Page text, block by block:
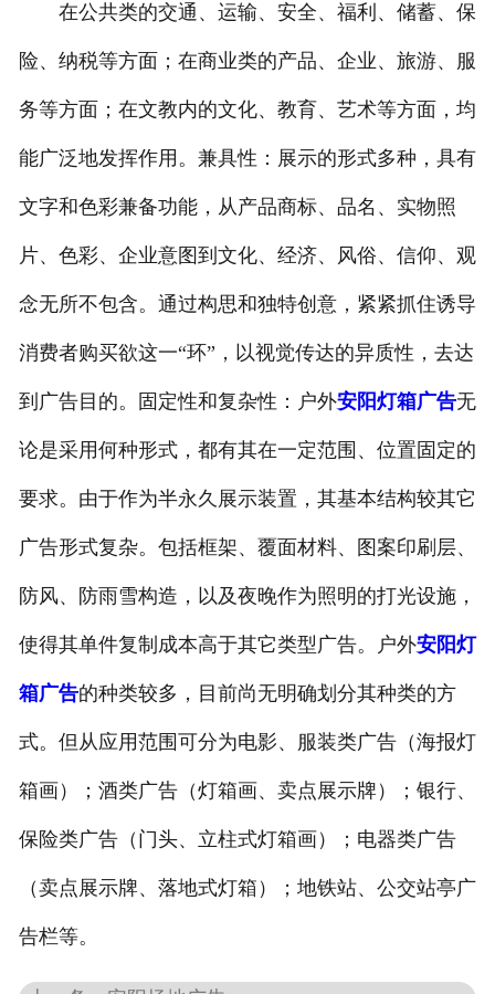
在公共类的交通、运输、安全、福利、储蓄、保
险、纳税等方面；在商业类的产品、企业、旅游、服
务等方面；在文教内的文化、教育、艺术等方面，均
能广泛地发挥作用。兼具性：展示的形式多种，具有
文字和色彩兼备功能，从产品商标、品名、实物照
片、色彩、企业意图到文化、经济、风俗、信仰、观
念无所不包含。通过构思和独特创意，紧紧抓住诱导
消费者购买欲这一“环”，以视觉传达的异质性，去达
到广告目的。固定性和复杂性：户外安阳灯箱广告无
论是采用何种形式，都有其在一定范围、位置固定的
要求。由于作为半永久展示装置，其基本结构较其它
广告形式复杂。包括框架、覆面材料、图案印刷层、
防风、防雨雪构造，以及夜晚作为照明的打光设施，
使得其单件复制成本高于其它类型广告。户外安阳灯
箱广告的种类较多，目前尚无明确划分其种类的方
式。但从应用范围可分为电影、服装类广告（海报灯
箱画）；酒类广告（灯箱画、卖点展示牌）；银行、
保险类广告（门头、立柱式灯箱画）；电器类广告
（卖点展示牌、落地式灯箱）；地铁站、公交站亭广
告栏等。